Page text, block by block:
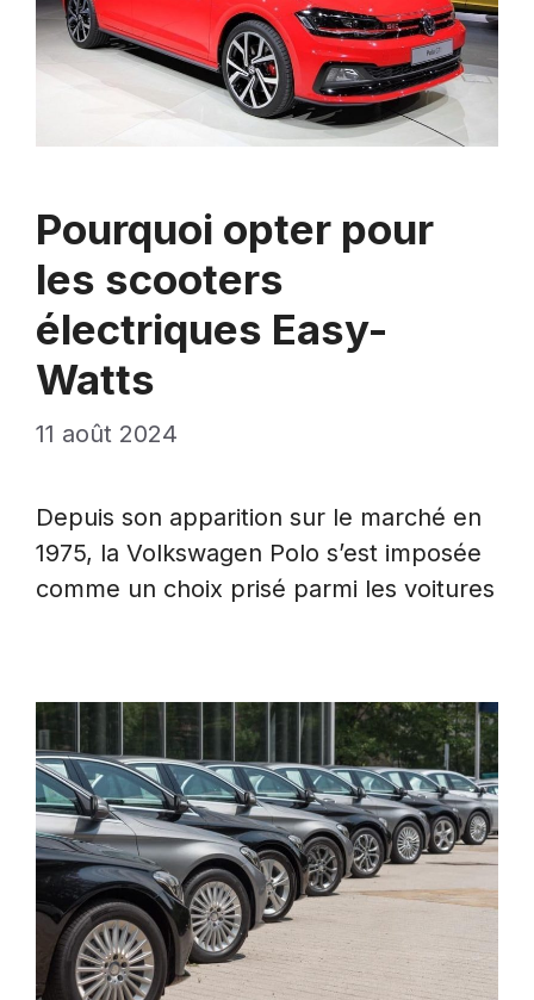
Pourquoi opter pour
les scooters
électriques Easy-
Watts
11 août 2024
Depuis son apparition sur le marché en
1975, la Volkswagen Polo s’est imposée
comme un choix prisé parmi les voitures